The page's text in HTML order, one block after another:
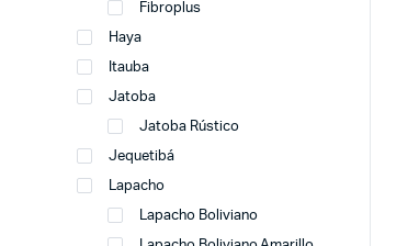
Fibroplus
Haya
Itauba
Jatoba
Jatoba Rústico
Jequetibá
Lapacho
Lapacho Boliviano